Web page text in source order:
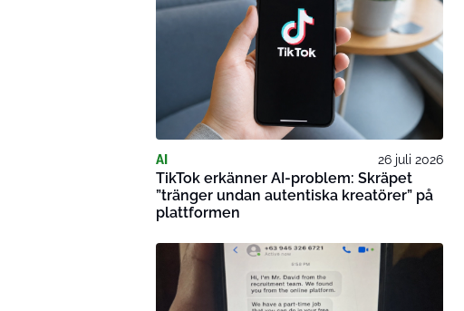
AI 26 juli 2026
TikTok erkänner AI-problem: Skräpet
”tränger undan autentiska kreatörer” på
plattformen